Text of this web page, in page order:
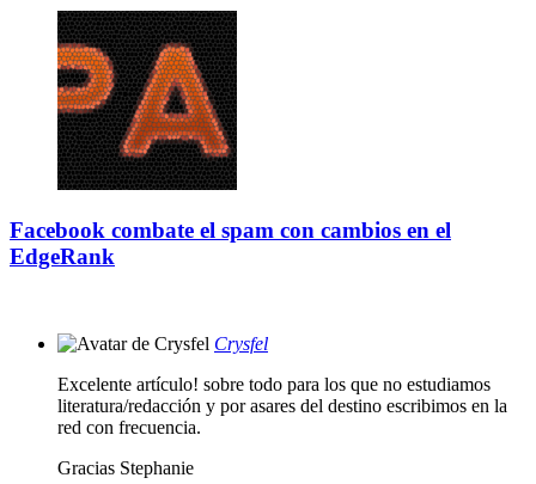
Facebook combate el spam con cambios en el
EdgeRank
Crysfel
Excelente artículo! sobre todo para los que no estudiamos
literatura/redacción y por asares del destino escribimos en la
red con frecuencia.
Gracias Stephanie